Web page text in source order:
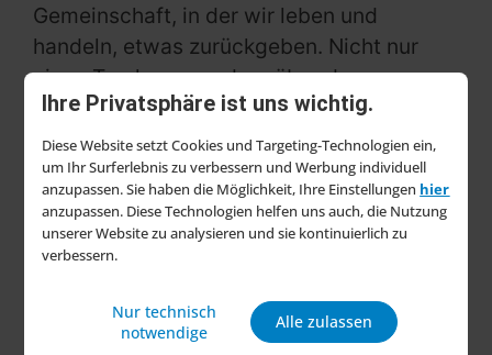
Ihre Privatsphäre ist uns wichtig.
Diese Website setzt Cookies und Targeting-Technologien ein,
um Ihr Surferlebnis zu verbessern und Werbung individuell
anzupassen. Sie haben die Möglichkeit, Ihre Einstellungen hier
anzupassen. Diese Technologien helfen uns auch, die Nutzung
unserer Website zu analysieren und sie kontinuierlich zu
verbessern.
Nur technisch
notwendige
Alle zulassen
Gemeinschaft, in der wir leben und
handeln, etwas zurückgeben. Nicht nur
einen Tag lang, sondern über das ganze
Jubiläumsjahr 2025 hinweg. Adressaten
sind die Kinder: Sie sind die Schwächsten
der Gesellschaft und gleichzeitig unsere
Zukunft. Konkret wollen wir mit
Spendengeldern dazu beitragen, das
Leben krebskranker Kinder und Familien
CEO Martin Richrath die Motivation und